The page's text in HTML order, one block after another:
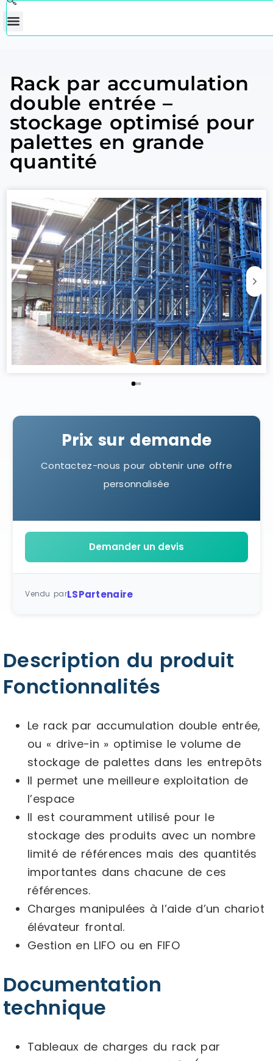
Rack par accumulation
double entrée –
stockage optimisé pour
palettes en grande
quantité
Prix sur demande
Contactez-nous pour obtenir une offre
personnalisée
Demander un devis
Vendu parLSPartenaire
Description du produit
Fonctionnalités
Le rack par accumulation double entrée,
ou « drive-in » optimise le volume de
stockage de palettes dans les entrepôts
Il permet une meilleure exploitation de
l’espace
Il est couramment utilisé pour le
stockage des produits avec un nombre
limité de références mais des quantités
importantes dans chacune de ces
références.
Charges manipulées à l’aide d’un chariot
élévateur frontal.
Gestion en LIFO ou en FIFO
Documentation
technique
Tableaux de charges du rack par